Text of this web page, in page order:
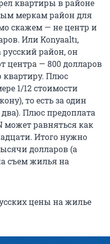
квартиры в районе
меркам район для
скажем — не центр и
Или Konyaaltı,
район, он
центра — 800 долларов
квартиру. Плюс
1/12 стоимости
то есть за один
Плюс предоплата
может равняться как
Итого нужно
долларов (а
съем жилья на
цены на жилье